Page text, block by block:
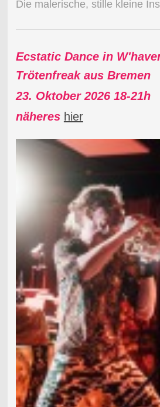
Die malerische, stille kleine
Ecstatic Dance in
Trötenfreak aus Bremen
23. Oktober 2026 18-21h
näheres hier